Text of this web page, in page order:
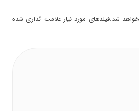
شد.فیلدهای مورد نیاز علامت گذاری شده